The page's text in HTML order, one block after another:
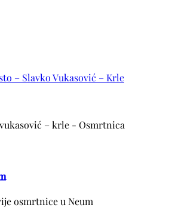
– Slavko Vukasović – Krle
– krle - Osmrtnica
osmrtnice u Neum